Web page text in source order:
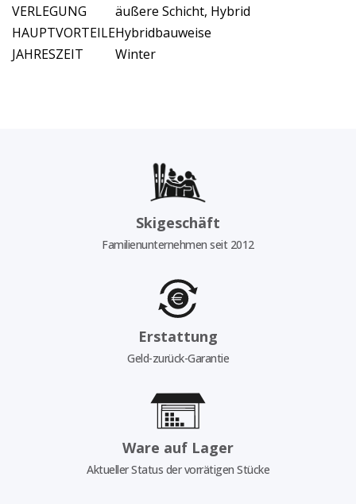
VERLEGUNG
äußere Schicht, Hybrid
HAUPTVORTEILEHybridbauweise
JAHRESZEIT
Winter
Skigeschäft
Familienunternehmen seit 2012
Erstattung
Geld-zurück-Garantie
Ware auf Lager
Aktueller Status der vorrätigen Stücke